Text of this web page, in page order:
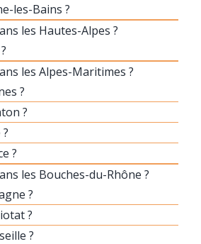
les-Bains ?
les Hautes-Alpes ?
les Alpes-Maritimes ?
?
?
?
les Bouches-du-Rhône ?
?
?
?